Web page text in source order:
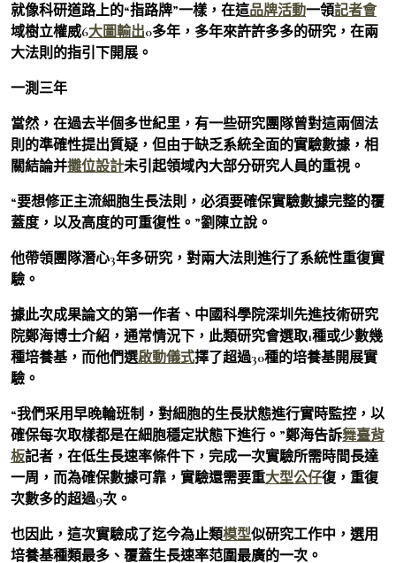
就像科研道路上的“指路牌”一樣，在這品牌活動一領記者會
域樹立權威6大圖輸出0多年，多年來許許多多的研究，在兩
大法則的指引下開展。
一測三年
當然，在過去半個多世紀里，有一些研究團隊曾對這兩個法
則的準確性提出質疑，但由于缺乏系統全面的實驗數據，相
關結論并攤位設計未引起領域內大部分研究人員的重視。
“要想修正主流細胞生長法則，必須要確保實驗數據完整的覆
蓋度，以及高度的可重復性。”劉陳立說。
他帶領團隊潛心3年多研究，對兩大法則進行了系統性重復實
驗。
據此次成果論文的第一作者、中國科學院深圳先進技術研究
院鄭海博士介紹，通常情況下，此類研究會選取1種或少數幾
種培養基，而他們選啟動儀式擇了超過30種的培養基開展實
驗。
“我們采用早晚輪班制，對細胞的生長狀態進行實時監控，以
確保每次取樣都是在細胞穩定狀態下進行。”鄭海告訴舞臺背
板記者，在低生長速率條件下，完成一次實驗所需時間長達
一周，而為確保數據可靠，實驗還需要重大型公仔復，重復
次數多的超過9次。
也因此，這次實驗成了迄今為止類模型似研究工作中，選用
培養基種類最多、覆蓋生長速率范圍最廣的一次。